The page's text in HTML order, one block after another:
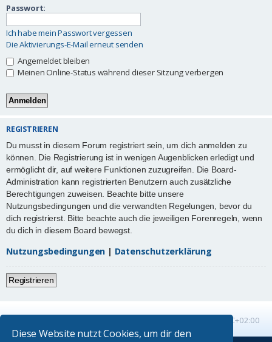
Diese Website nutzt Cookies, um dir den
Passwort:
Ich habe mein Passwort vergessen
Die Aktivierungs-E-Mail erneut senden
Angemeldet bleiben
Meinen Online-Status während dieser Sitzung verbergen
REGISTRIEREN
Du musst in diesem Forum registriert sein, um dich anmelden zu
können. Die Registrierung ist in wenigen Augenblicken erledigt und
ermöglicht dir, auf weitere Funktionen zuzugreifen. Die Board-
Administration kann registrierten Benutzern auch zusätzliche
Berechtigungen zuweisen. Beachte bitte unsere
Nutzungsbedingungen und die verwandten Regelungen, bevor du
dich registrierst. Bitte beachte auch die jeweiligen Forenregeln, wenn
du dich in diesem Board bewegst.
Nutzungsbedingungen | Datenschutzerklärung
Registrieren
UTC+02:00